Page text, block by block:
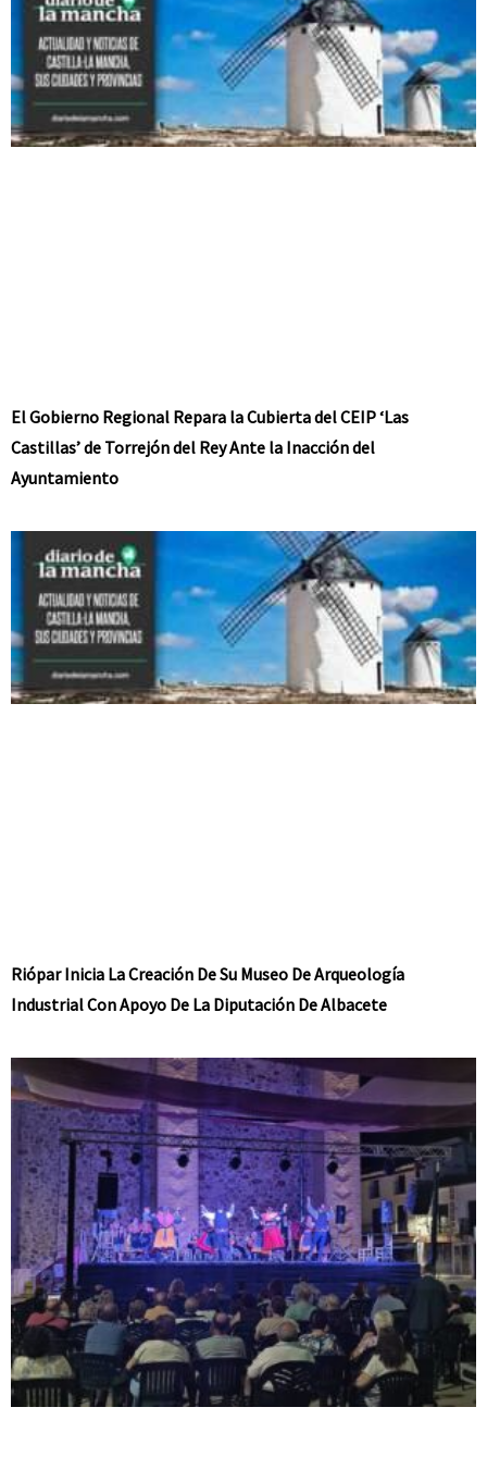
El Gobierno Regional Repara la Cubierta del CEIP ‘Las
Castillas’ de Torrejón del Rey Ante la Inacción del
Ayuntamiento
Riópar Inicia La Creación De Su Museo De Arqueología
Industrial Con Apoyo De La Diputación De Albacete